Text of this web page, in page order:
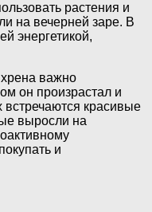
растения и
на вечерней заре. В
энергетикой,
важно
он произрастал и
красивые
выросли на
и